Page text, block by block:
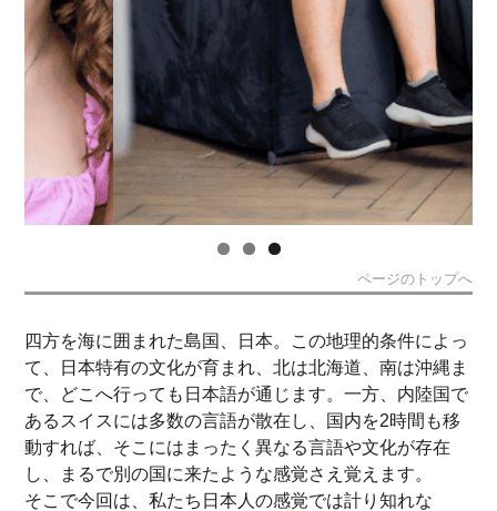
ページのトップへ
四方を海に囲まれた島国、日本。この地理的条件によっ
て、日本特有の文化が育まれ、北は北海道、南は沖縄ま
で、どこへ行っても日本語が通じます。一方、内陸国で
あるスイスには多数の言語が散在し、国内を2時間も移
動すれば、そこにはまったく異なる言語や文化が存在
し、まるで別の国に来たような感覚さえ覚えます。
そこで今回は、私たち日本人の感覚では計り知れな